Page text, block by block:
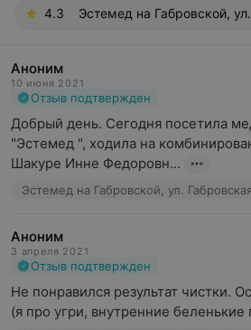
4.3 Эстемед на Габровской,
Аноним
10 июня 2021
Отзыв подтвержден
Добрый день. Сегодня посетила
"Эстемед ", ходила на
Шакуре Инне Федоровн...
Эстемед на Габровской, ул.
Аноним
3 апреля 2021
Отзыв подтвержден
Не понравился результат чистки.
(я про угри, внутренние